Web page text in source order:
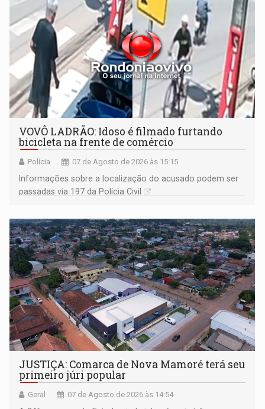
VOVÔ LADRÃO: Idoso é filmado furtando
bicicleta na frente de comércio
Polícia 07 de Agosto de 2026 às 15:15
Informações sobre a localização do acusado podem ser
passadas via 197 da Polícia Civil
JUSTIÇA: Comarca de Nova Mamoré terá seu
primeiro júri popular
Geral 07 de Agosto de 2026 às 14:54